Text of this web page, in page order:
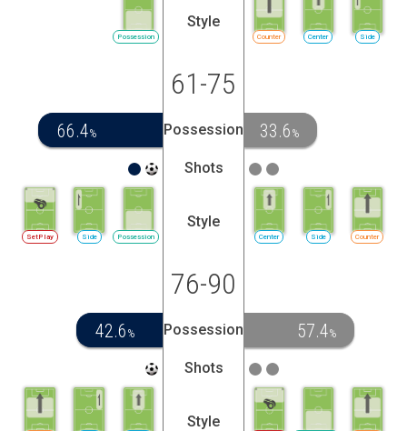
Possession
Style
Counter Center Side
61-75
66.4% Possession 33.6 %
Shots
Possession
Side
SetPlay
Style
Center Side Counter
76-90
42.6 % Possession 57.4%
Shots
Style